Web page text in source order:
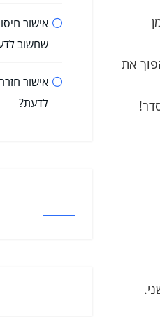
את
אישור
שחשוב
אישור
לדעת?